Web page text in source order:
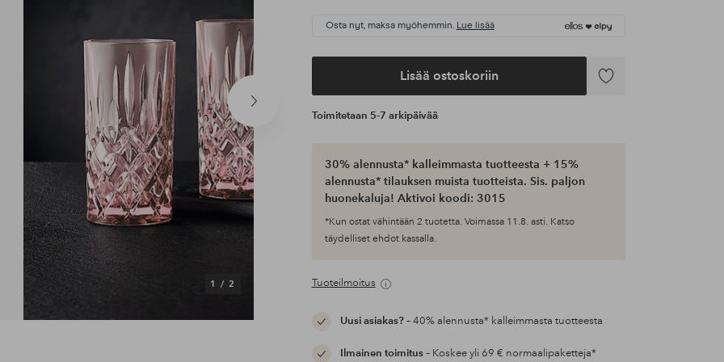
Seuraava
1/ 2
Osta nyt, maksa myöhemmin. Lue lisää
Lisää ostoskoriin
Lisää
Toimitetaan 5-7 arkipäivää
30% alennusta* kalleimmasta tuotteesta + 15%
alennusta* tilauksen muista tuotteista. Sis. paljon
huonekaluja! Aktivoi koodi: 3015
*Kun ostat vähintään 2 tuotetta. Voimassa 11.8. asti. Katso
täydelliset ehdot kassalla.
Tuoteilmoitus
Uusi asiakas?– 40% alennusta* kalleimmasta tuotteesta
Ilmainen toimitus– Koskee yli 69 € normaalipaketteja*